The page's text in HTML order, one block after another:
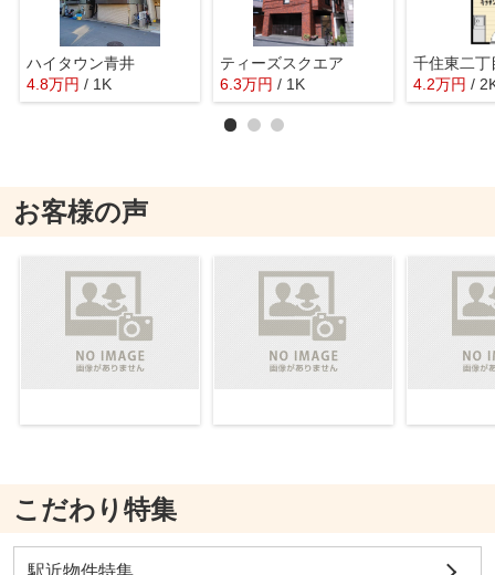
ハイタウン青井
4.8万円 / 1K
ティーズスクエア
6.3万円 / 1K
千住東二丁
4.2万円 /
お客様の声
こだわり特集